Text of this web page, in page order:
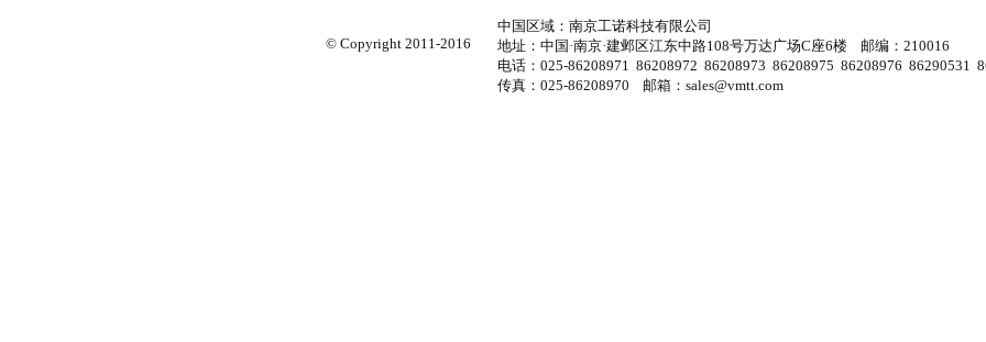
© Copyright 2011-2016
中国区域：南京工诺科技有限公司
地址：中国·南京·建邺区江东中路108号万达广场C座6楼 邮编：210016
电话：025-86208971 86208972 86208973 86208975 86208976 86290531
传真：025-86208970 邮箱：sales@vmtt.com